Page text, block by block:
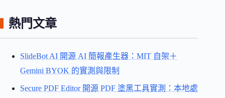
熱門文章
SlideBot AI 開源 AI 簡報產生器：MIT 自架＋
Gemini BYOK 的實測與限制
Secure PDF Editor 開源 PDF 塗黑工具實測：本地處